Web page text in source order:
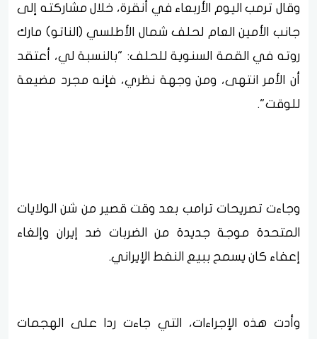
وقال ترمب اليوم الأربعاء في أنقرة، خلال مشاركته إلى
جانب الأمين العام لحلف شمال الأطلسي (الناتو) مارك
روته في القمة السنوية للحلف: "بالنسبة لي، أعتقد
أن الأمر انتهى، ومن وجهة نظري، فإنه مجرد مضيعة
للوقت".
وجاءت تصريحات ترامب بعد وقت قصير من شن الولايات
المتحدة موجة جديدة من الضربات ضد إيران وإلغاء
إعفاء كان يسمح ببيع النفط الإيراني.
وأدت هذه الإجراءات، التي جاءت ردا على الهجمات